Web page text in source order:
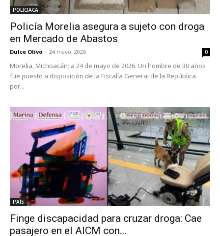
POLICIACA
Policía Morelia asegura a sujeto con droga
en Mercado de Abastos
Dulce Olivo - 24 mayo, 2026 0
Morelia, Michoacán; a 24 de mayo de 2026. Un hombre de 30 años
fue puesto a disposición de la Fiscalía General de la República
por...
PAÍS
Finge discapacidad para cruzar droga: Cae
pasajero en el AICM con...